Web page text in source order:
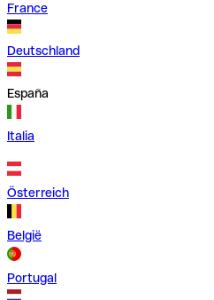
France
Deutschland
España
Italia
Österreich
België
Portugal